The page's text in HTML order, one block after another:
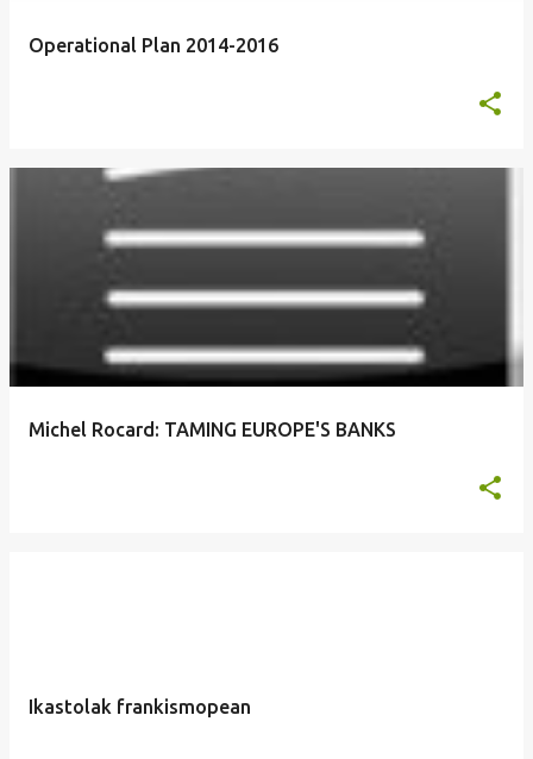
Operational Plan 2014-2016
Michel Rocard: TAMING EUROPE'S BANKS
Ikastolak frankismopean